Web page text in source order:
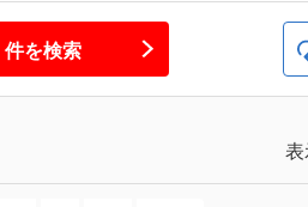
件を検索
表